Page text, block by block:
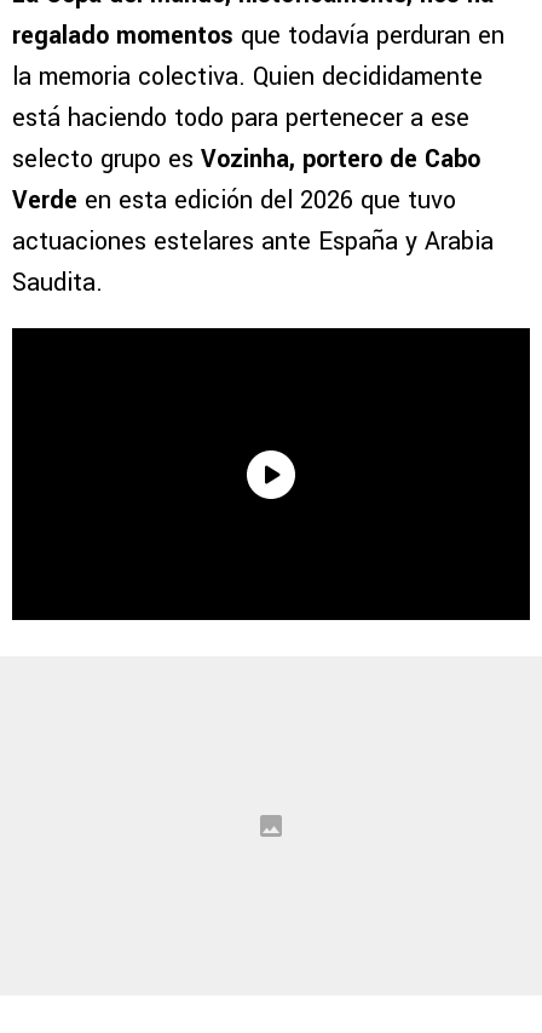
regalado momentos que todavía perduran en
la memoria colectiva. Quien decididamente
está haciendo todo para pertenecer a ese
selecto grupo es Vozinha, portero de Cabo
Verde en esta edición del 2026 que tuvo
actuaciones estelares ante España y Arabia
Saudita.